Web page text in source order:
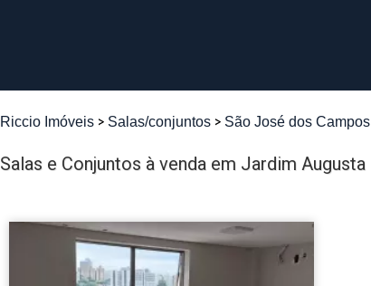
Riccio Imóveis Salas/conjuntos São José dos Campos
Salas e Conjuntos à venda em Jardim Augusta